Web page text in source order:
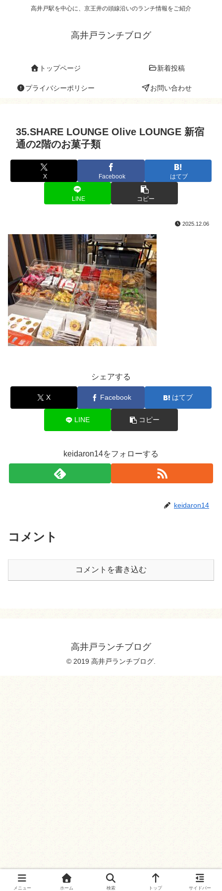
高井戸駅を中心に、京王井の頭線沿いのランチ情報をご紹介
高井戸ランチブログ
トップページ 新着投稿
プライバシーポリシー お問い合わせ
35.SHARE LOUNGE Olive LOUNGE 新宿
通の2階のお菓子類
X Facebook はてブ
LINE コピー
2025.12.06
シェアする
X Facebook はてブ
LINE コピー
keidaron14をフォローする
keidaron14
コメント
コメントを書き込む
高井戸ランチブログ
© 2019 高井戸ランチブログ.
メニュー ホーム 検索 トップ サイドバー